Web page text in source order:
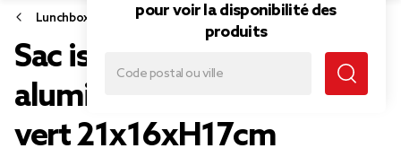
pour voir la disponibilité des
produits
Lunchbox et sac isotherme
Sac isotherme 5L
aluminium et polyester
vert 21x16xH17cm